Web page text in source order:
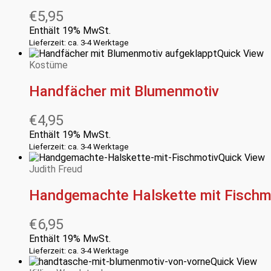
€5,95
Enthält 19% MwSt.
Lieferzeit: ca. 3-4 Werktage
Quick View
Kostüme
Handfächer mit Blumenmotiv
€4,95
Enthält 19% MwSt.
Lieferzeit: ca. 3-4 Werktage
Quick View
Judith Freud
Handgemachte Halskette mit
€6,95
Enthält 19% MwSt.
Lieferzeit: ca. 3-4 Werktage
Quick View